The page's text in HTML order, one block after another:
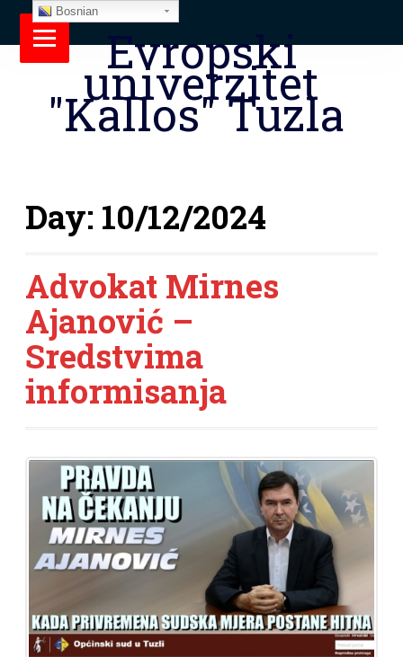
Evropski
univerzitet
"Kallos" Tuzla
Day: 10/12/2024
Advokat Mirnes
Ajanović –
Sredstvima
informisanja
Bosnian